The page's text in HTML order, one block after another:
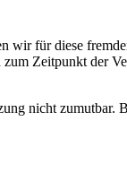
für diese
Zeitpunkt der
nicht